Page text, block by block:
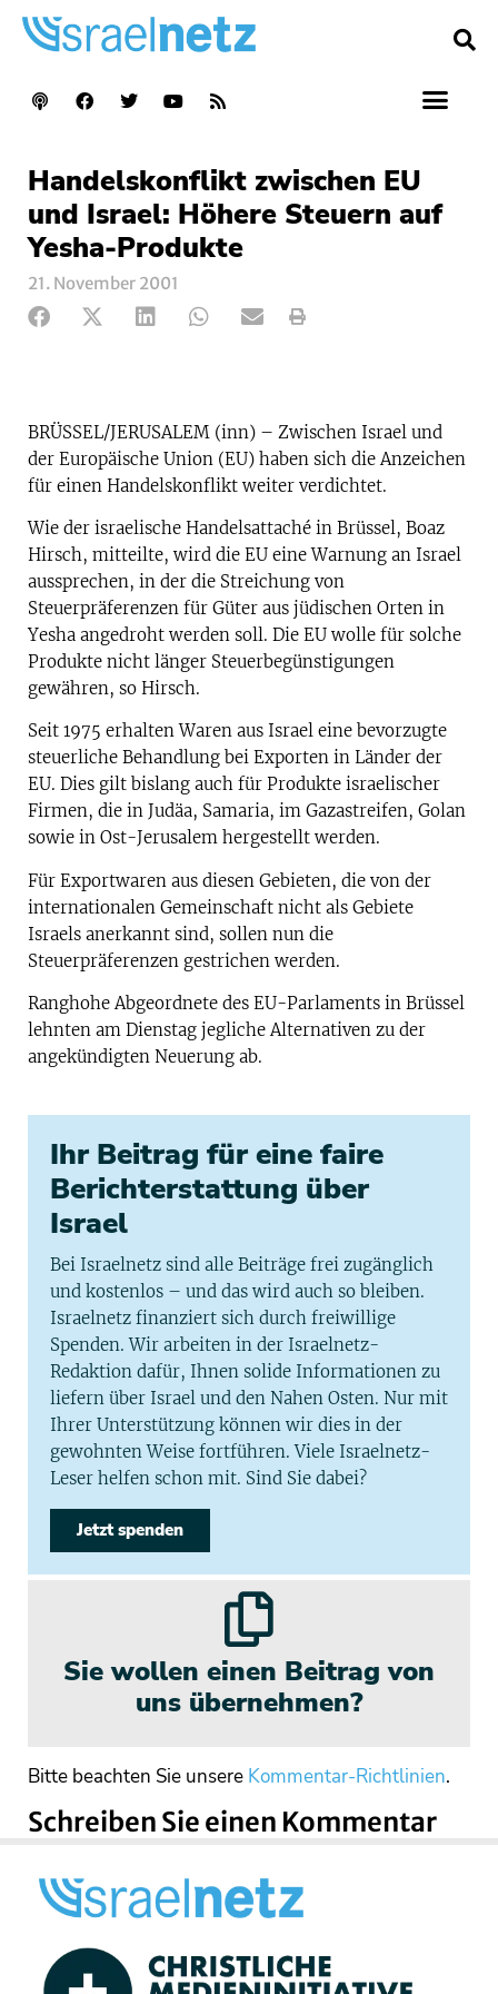
Handelskonflikt zwischen EU
und Israel: Höhere Steuern auf
Yesha-Produkte
21. November 2001
BRÜSSEL/JERUSALEM (inn) – Zwischen Israel und
der Europäische Union (EU) haben sich die Anzeichen
für einen Handelskonflikt weiter verdichtet.
Wie der israelische Handelsattaché in Brüssel, Boaz
Hirsch, mitteilte, wird die EU eine Warnung an Israel
aussprechen, in der die Streichung von
Steuerpräferenzen für Güter aus jüdischen Orten in
Yesha angedroht werden soll. Die EU wolle für solche
Produkte nicht länger Steuerbegünstigungen
gewähren, so Hirsch.
Seit 1975 erhalten Waren aus Israel eine bevorzugte
steuerliche Behandlung bei Exporten in Länder der
EU. Dies gilt bislang auch für Produkte israelischer
Firmen, die in Judäa, Samaria, im Gazastreifen, Golan
sowie in Ost-Jerusalem hergestellt werden.
Für Exportwaren aus diesen Gebieten, die von der
internationalen Gemeinschaft nicht als Gebiete
Israels anerkannt sind, sollen nun die
Steuerpräferenzen gestrichen werden.
Ranghohe Abgeordnete des EU-Parlaments in Brüssel
lehnten am Dienstag jegliche Alternativen zu der
angekündigten Neuerung ab.
Ihr Beitrag für eine faire
Berichterstattung über
Israel
Bei Israelnetz sind alle Beiträge frei zugänglich
und kostenlos – und das wird auch so bleiben.
Israelnetz finanziert sich durch freiwillige
Spenden. Wir arbeiten in der Israelnetz-
Redaktion dafür, Ihnen solide Informationen zu
liefern über Israel und den Nahen Osten. Nur mit
Ihrer Unterstützung können wir dies in der
gewohnten Weise fortführen. Viele Israelnetz-
Leser helfen schon mit. Sind Sie dabei?
Jetzt spenden
Sie wollen einen Beitrag von
uns übernehmen?
Bitte beachten Sie unsere Kommentar-Richtlinien.
Schreiben Sie einen Kommentar